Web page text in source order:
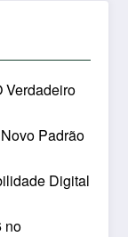
Verdadeiro
Padrão
Digital
no